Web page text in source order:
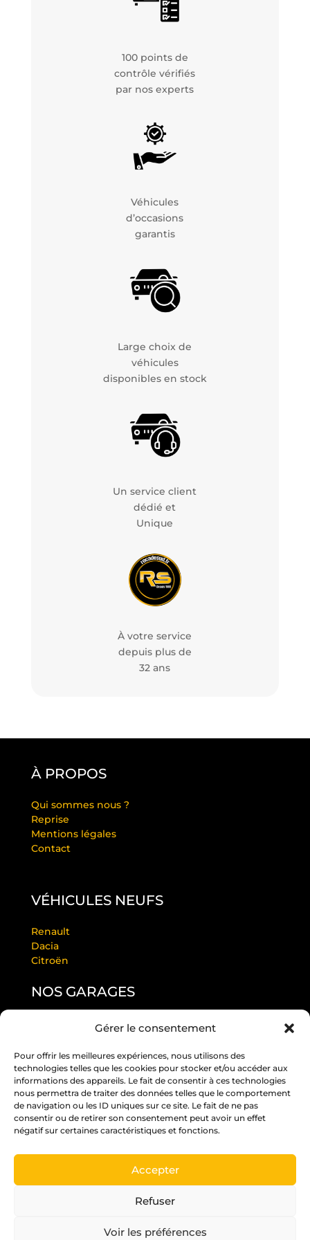
Gérer le consentement
Pour offrir les meilleures expériences, nous utilisons des
technologies telles que les cookies pour stocker et/ou accéder aux
informations des appareils. Le fait de consentir à ces technologies
nous permettra de traiter des données telles que le comportement
de navigation ou les ID uniques sur ce site. Le fait de ne pas
consentir ou de retirer son consentement peut avoir un effet
négatif sur certaines caractéristiques et fonctions.
Accepter
Refuser
Voir les préférences
100 points de
contrôle vérifiés
par nos experts
Véhicules
d’occasions
garantis
Large choix de
véhicules
disponibles en stock
Un service client
dédié et
Unique
À votre service
depuis plus de
32 ans
À PROPOS
Qui sommes nous ?
Reprise
Mentions légales
Contact
VÉHICULES NEUFS
Renault
Dacia
Citroën
NOS GARAGES
GARAGE LAURENDEAU BY RS
RS ANGERS PASTEUR
RS EDITION BEAUCOUZÉ
RS JUIGNÉ
RS PARC
RS ST BARTHÉLÉMY D’ANJOU
Un crédit vous engage et doit être remboursé.
de vous engager.
Pour les trajets courts, privilégiez la marche ou le